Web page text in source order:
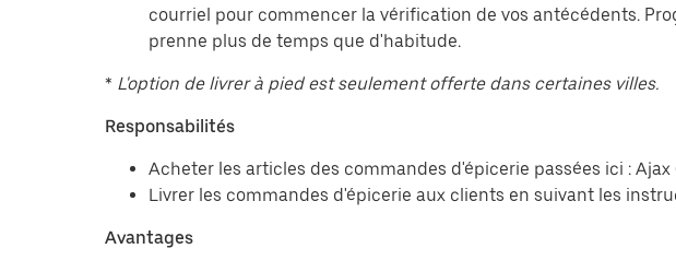
courriel pour commencer la vérification de vos antécédents.
prenne plus de temps que d'habitude.
* L'option de livrer à pied est seulement offerte dans certaines villes.
Responsabilités
Acheter les articles des commandes d'épicerie passées ici :
Livrer les commandes d'épicerie aux clients en suivant les
Avantages